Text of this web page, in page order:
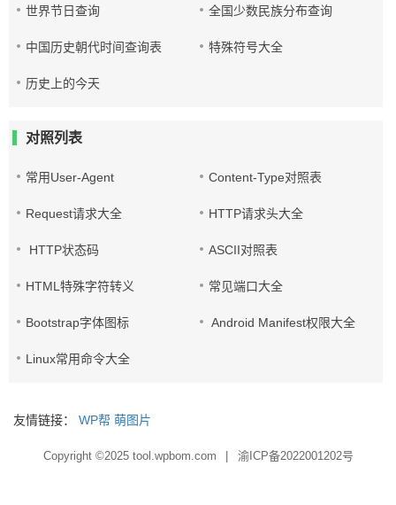
世界节日查询 全国少数民族分布查询
中国历史朝代时间查询表 特殊符号大全
历史上的今天
对照列表
常用User-Agent Content-Type对照表
Request请求大全 HTTP请求头大全
HTTP状态码 ASCII对照表
HTML特殊字符转义 常见端口大全
Bootstrap字体图标 Android Manifest权限大全
Linux常用命令大全
友情链接： WP帮 萌图片
Copyright ©2025 tool.wpbom.com 渝ICP备2022001202号